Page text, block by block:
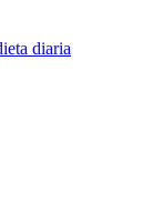
diaria